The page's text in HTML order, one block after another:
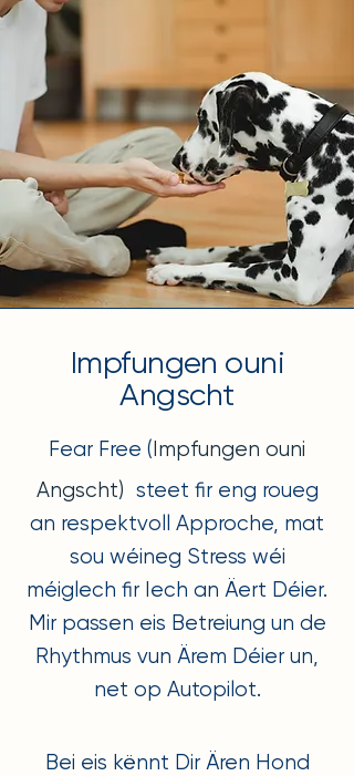
Impfungen ouni
Angscht
Fear Free ( Impfungen ouni
Angscht) steet fir eng roueg
an respektvoll Approche, mat
sou wéineg Stress wéi
méiglech fir Iech an Äert Déier.
Mir passen eis Betreiung un de
Rhythmus vun Ärem Déier un,
net op Autopilot.
Bei eis kënnt Dir Ären Hond